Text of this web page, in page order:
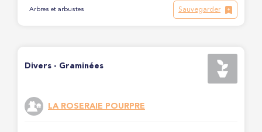
Arbres et arbustes Sauvegarder
Divers - Graminées
LA ROSERAIE POURPRE